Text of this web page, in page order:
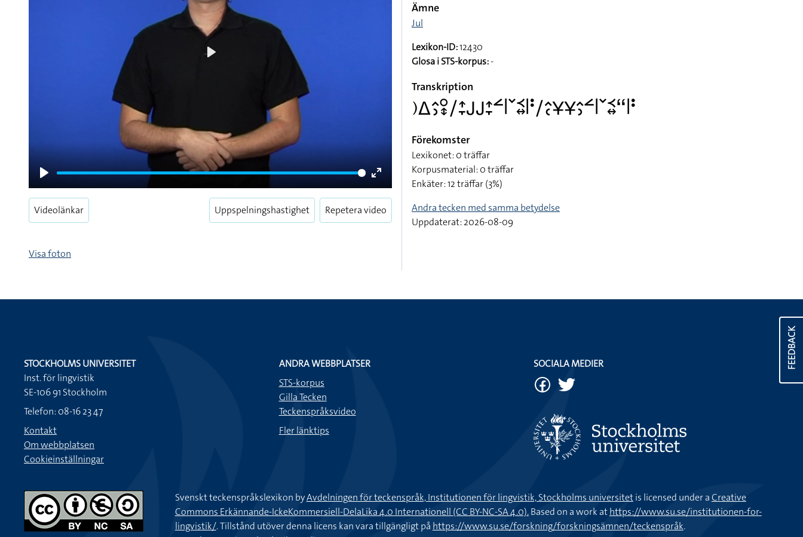
Play
Enter
fullscreen
Videolänkar Uppspelningshastighet Repetera video
Visa foton
Ämne
Jul
Lexikon-ID:12430
Glosa i STS-korpus:-
Transkription
􌤊􌤩􌤵􌤶􌥰􌦋􌥠􌤴􌥙􌤢􌤢􌤴􌥙􌥮􌥼􌥧􌥹􌦉􌥼􌥻􌥠􌤵􌥗􌥃􌥃􌤵􌤶􌥮􌥼􌥧􌥹􌦉􌦨􌥼􌥻
Förekomster
Lexikonet: 0 träffar
Korpusmaterial: 0 träffar
Enkäter: 12 träffar (3%)
Andra tecken med samma betydelse
Uppdaterat: 2026-08-09
FEEDBACK
STOCKHOLMS UNIVERSITET
Inst. för lingvistik
SE-106 91 Stockholm
Telefon: 08-16 23 47
Kontakt
Om webbplatsen
Cookieinställningar
ANDRA WEBBPLATSER
STS-korpus
Gilla Tecken
Teckenspråksvideo
Fler länktips
SOCIALA MEDIER
Svenskt teckenspråkslexikon byAvdelningen för teckenspråk, Institutionen för lingvistik, Stockholms universitetis licensed under aCreative
Commons Erkännande-IckeKommersiell-DelaLika 4.0 Internationell (CC BY-NC-SA 4.0).Based on a work athttps://www.su.se/institutionen-for-
lingvistik/. Tillstånd utöver denna licens kan vara tillgängligt på https://www.su.se/forskning/forskningsämnen/teckenspråk.